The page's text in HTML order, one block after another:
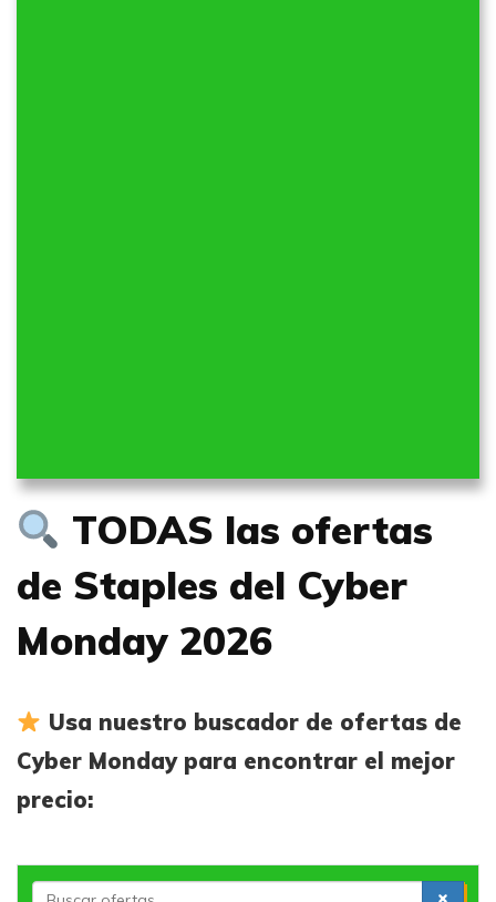
TODAS las ofertas
de Staples del Cyber
Monday 2026
Usa nuestro buscador de ofertas de
Cyber Monday para encontrar el mejor
precio: